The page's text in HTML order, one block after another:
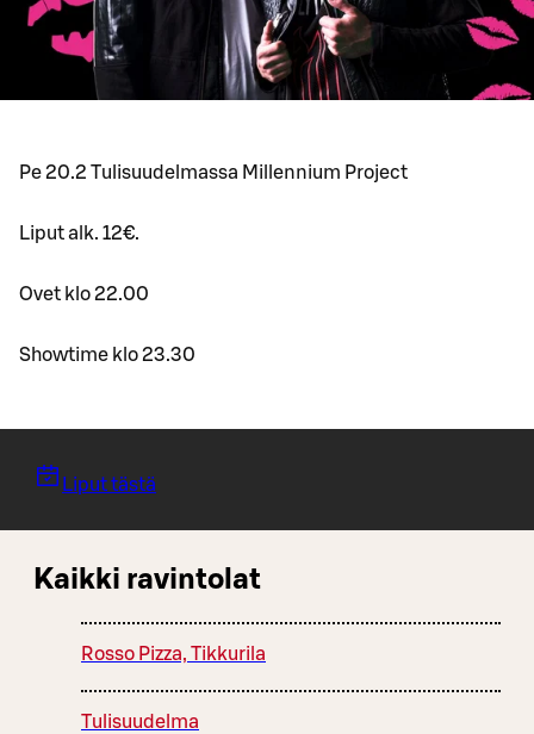
Pe 20.2 Tulisuudelmassa Millennium Project
Liput alk. 12€.
Ovet klo 22.00
Showtime klo 23.30
Liput tästä
Kaikki ravintolat
Rosso Pizza, Tikkurila
Tulisuudelma